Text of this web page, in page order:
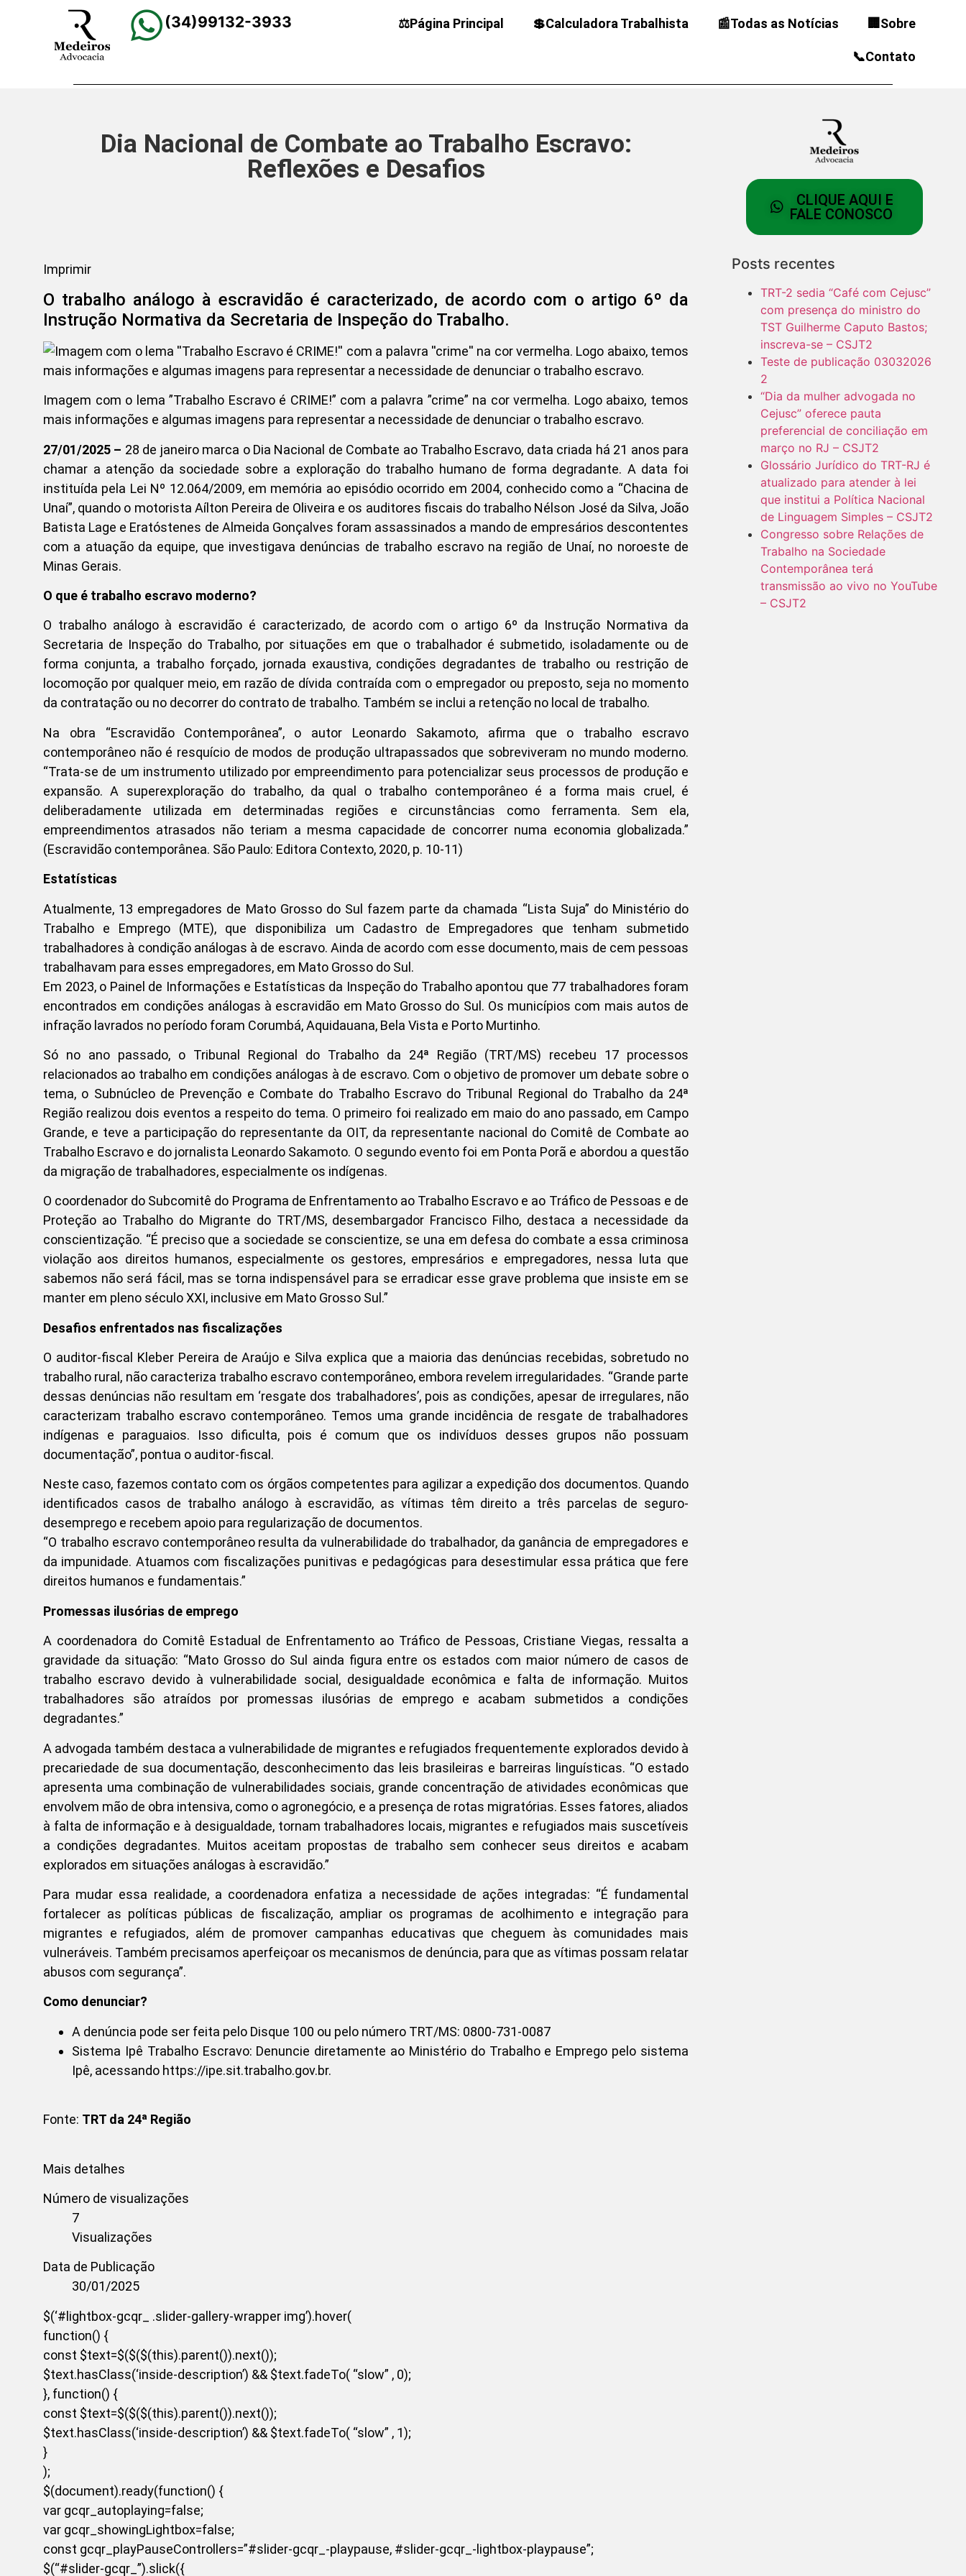
(34)99132-3933 ⚖️Página Principal 💲Calculadora Trabalhista 📰Todas as Notícias 🏢Sobre
📞Contato
Dia Nacional de Combate ao Trabalho Escravo:
Reflexões e Desafios
Imprimir
O trabalho análogo à escravidão é caracterizado, de acordo com o artigo 6º da
Instrução Normativa da Secretaria de Inspeção do Trabalho.
Imagem com o lema ”Trabalho Escravo é CRIME!” com a palavra ”crime” na cor vermelha. Logo abaixo, temos
mais informações e algumas imagens para representar a necessidade de denunciar o trabalho escravo.
27/01/2025 – 28 de janeiro marca o Dia Nacional de Combate ao Trabalho Escravo, data criada há 21 anos para
chamar a atenção da sociedade sobre a exploração do trabalho humano de forma degradante. A data foi
instituída pela Lei Nº 12.064/2009, em memória ao episódio ocorrido em 2004, conhecido como a “Chacina de
Unaí”, quando o motorista Aílton Pereira de Oliveira e os auditores fiscais do trabalho Nélson José da Silva, João
Batista Lage e Eratóstenes de Almeida Gonçalves foram assassinados a mando de empresários descontentes
com a atuação da equipe, que investigava denúncias de trabalho escravo na região de Unaí, no noroeste de
Minas Gerais.
O que é trabalho escravo moderno?
O trabalho análogo à escravidão é caracterizado, de acordo com o artigo 6º da Instrução Normativa da
Secretaria de Inspeção do Trabalho, por situações em que o trabalhador é submetido, isoladamente ou de
forma conjunta, a trabalho forçado, jornada exaustiva, condições degradantes de trabalho ou restrição de
locomoção por qualquer meio, em razão de dívida contraída com o empregador ou preposto, seja no momento
da contratação ou no decorrer do contrato de trabalho. Também se inclui a retenção no local de trabalho.
Na obra “Escravidão Contemporânea”, o autor Leonardo Sakamoto, afirma que o trabalho escravo
contemporâneo não é resquício de modos de produção ultrapassados que sobreviveram no mundo moderno.
“Trata-se de um instrumento utilizado por empreendimento para potencializar seus processos de produção e
expansão. A superexploração do trabalho, da qual o trabalho contemporâneo é a forma mais cruel, é
deliberadamente utilizada em determinadas regiões e circunstâncias como ferramenta. Sem ela,
empreendimentos atrasados não teriam a mesma capacidade de concorrer numa economia globalizada.”
(Escravidão contemporânea. São Paulo: Editora Contexto, 2020, p. 10-11)
Estatísticas
Atualmente, 13 empregadores de Mato Grosso do Sul fazem parte da chamada “Lista Suja” do Ministério do
Trabalho e Emprego (MTE), que disponibiliza um Cadastro de Empregadores que tenham submetido
trabalhadores à condição análogas à de escravo. Ainda de acordo com esse documento, mais de cem pessoas
trabalhavam para esses empregadores, em Mato Grosso do Sul.
Em 2023, o Painel de Informações e Estatísticas da Inspeção do Trabalho apontou que 77 trabalhadores foram
encontrados em condições análogas à escravidão em Mato Grosso do Sul. Os municípios com mais autos de
infração lavrados no período foram Corumbá, Aquidauana, Bela Vista e Porto Murtinho.
Só no ano passado, o Tribunal Regional do Trabalho da 24ª Região (TRT/MS) recebeu 17 processos
relacionados ao trabalho em condições análogas à de escravo. Com o objetivo de promover um debate sobre o
tema, o Subnúcleo de Prevenção e Combate do Trabalho Escravo do Tribunal Regional do Trabalho da 24ª
Região realizou dois eventos a respeito do tema. O primeiro foi realizado em maio do ano passado, em Campo
Grande, e teve a participação do representante da OIT, da representante nacional do Comitê de Combate ao
Trabalho Escravo e do jornalista Leonardo Sakamoto. O segundo evento foi em Ponta Porã e abordou a questão
da migração de trabalhadores, especialmente os indígenas.
O coordenador do Subcomitê do Programa de Enfrentamento ao Trabalho Escravo e ao Tráfico de Pessoas e de
Proteção ao Trabalho do Migrante do TRT/MS, desembargador Francisco Filho, destaca a necessidade da
conscientização. “É preciso que a sociedade se conscientize, se una em defesa do combate a essa criminosa
violação aos direitos humanos, especialmente os gestores, empresários e empregadores, nessa luta que
sabemos não será fácil, mas se torna indispensável para se erradicar esse grave problema que insiste em se
manter em pleno século XXI, inclusive em Mato Grosso Sul.”
Desafios enfrentados nas fiscalizações
O auditor-fiscal Kleber Pereira de Araújo e Silva explica que a maioria das denúncias recebidas, sobretudo no
trabalho rural, não caracteriza trabalho escravo contemporâneo, embora revelem irregularidades. “Grande parte
dessas denúncias não resultam em ‘resgate dos trabalhadores’, pois as condições, apesar de irregulares, não
caracterizam trabalho escravo contemporâneo. Temos uma grande incidência de resgate de trabalhadores
indígenas e paraguaios. Isso dificulta, pois é comum que os indivíduos desses grupos não possuam
documentação”, pontua o auditor-fiscal.
Neste caso, fazemos contato com os órgãos competentes para agilizar a expedição dos documentos. Quando
identificados casos de trabalho análogo à escravidão, as vítimas têm direito a três parcelas de seguro-
desemprego e recebem apoio para regularização de documentos.
“O trabalho escravo contemporâneo resulta da vulnerabilidade do trabalhador, da ganância de empregadores e
da impunidade. Atuamos com fiscalizações punitivas e pedagógicas para desestimular essa prática que fere
direitos humanos e fundamentais.”
Promessas ilusórias de emprego
A coordenadora do Comitê Estadual de Enfrentamento ao Tráfico de Pessoas, Cristiane Viegas, ressalta a
gravidade da situação: “Mato Grosso do Sul ainda figura entre os estados com maior número de casos de
trabalho escravo devido à vulnerabilidade social, desigualdade econômica e falta de informação. Muitos
trabalhadores são atraídos por promessas ilusórias de emprego e acabam submetidos a condições
degradantes.”
A advogada também destaca a vulnerabilidade de migrantes e refugiados frequentemente explorados devido à
precariedade de sua documentação, desconhecimento das leis brasileiras e barreiras linguísticas. “O estado
apresenta uma combinação de vulnerabilidades sociais, grande concentração de atividades econômicas que
envolvem mão de obra intensiva, como o agronegócio, e a presença de rotas migratórias. Esses fatores, aliados
à falta de informação e à desigualdade, tornam trabalhadores locais, migrantes e refugiados mais suscetíveis
a condições degradantes. Muitos aceitam propostas de trabalho sem conhecer seus direitos e acabam
explorados em situações análogas à escravidão.”
Para mudar essa realidade, a coordenadora enfatiza a necessidade de ações integradas: “É fundamental
fortalecer as políticas públicas de fiscalização, ampliar os programas de acolhimento e integração para
migrantes e refugiados, além de promover campanhas educativas que cheguem às comunidades mais
vulneráveis. Também precisamos aperfeiçoar os mecanismos de denúncia, para que as vítimas possam relatar
abusos com segurança”.
Como denunciar?
A denúncia pode ser feita pelo Disque 100 ou pelo número TRT/MS: 0800-731-0087
Sistema Ipê Trabalho Escravo: Denuncie diretamente ao Ministério do Trabalho e Emprego pelo sistema
Ipê, acessando https://ipe.sit.trabalho.gov.br.
Fonte: TRT da 24ª Região
Mais detalhes
Número de visualizações
7
Visualizações
Data de Publicação
30/01/2025
$(‘#lightbox-gcqr_ .slider-gallery-wrapper img’).hover(
function() {
const $text=$($($(this).parent()).next());
$text.hasClass(‘inside-description’) && $text.fadeTo( “slow” , 0);
}, function() {
const $text=$($($(this).parent()).next());
$text.hasClass(‘inside-description’) && $text.fadeTo( “slow” , 1);
}
);
$(document).ready(function() {
var gcqr_autoplaying=false;
var gcqr_showingLightbox=false;
const gcqr_playPauseControllers=”#slider-gcqr_-playpause, #slider-gcqr_-lightbox-playpause”;
$(“#slider-gcqr_”).slick({
CLIQUE AQUI E
FALE CONOSCO
Posts recentes
TRT-2 sedia “Café com Cejusc”
com presença do ministro do
TST Guilherme Caputo Bastos;
inscreva-se – CSJT2
Teste de publicação 03032026
2
“Dia da mulher advogada no
Cejusc” oferece pauta
preferencial de conciliação em
março no RJ – CSJT2
Glossário Jurídico do TRT-RJ é
atualizado para atender à lei
que institui a Política Nacional
de Linguagem Simples – CSJT2
Congresso sobre Relações de
Trabalho na Sociedade
Contemporânea terá
transmissão ao vivo no YouTube
– CSJT2